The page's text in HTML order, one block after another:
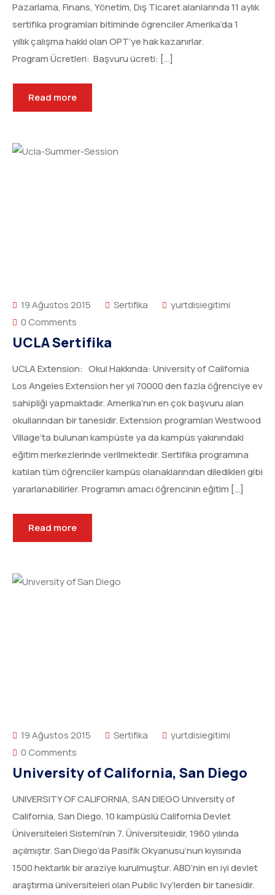
Pazarlama, Finans, Yönetim, Dış Ticaret alanlarında 11 aylık
sertifika programları bitiminde ögrenciler Amerika’da 1
yıllık çalışma hakki olan OPT’ye hak kazanırlar.
Program Ücretleri: Başvuru ücreti: […]
Read more
19 Ağustos 2015 Sertifika
yurtdisiegitimi
0 Comments
UCLA Sertifika
UCLA Extension: Okul Hakkında: University of California
Los Angeles Extension her yıl 70000 den fazla öğrenciye ev
sahipliği yapmaktadır. Amerika’nın en çok başvuru alan
okullarından bir tanesidir. Extension programları Westwood
Village’ta bulunan kampüste ya da kampüs yakınındaki
eğitim merkezlerinde verilmektedir. Sertifika programına
katılan tüm öğrenciler kampüs olanaklarından diledikleri gibi
yararlanabilirler. Programın amacı öğrencinin eğitim […]
Read more
19 Ağustos 2015 Sertifika
yurtdisiegitimi
0 Comments
University of California, San Diego
UNIVERSITY OF CALIFORNIA, SAN DIEGO University of
California, San Diego, 10 kampüslü California Devlet
Üniversiteleri Sistemi’nin 7. Üniversitesidir, 1960 yılında
açılmıştır. San Diego’da Pasifik Okyanusu’nun kıyısında
1500 hektarlık bir araziye kurulmuştur. ABD’nin en iyi devlet
araştırma üniversiteleri olan Public Ivy’lerden bir tanesidir.